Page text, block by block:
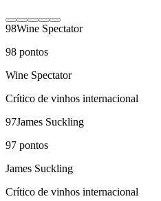
98Wine Spectator
98 pontos
Wine Spectator
Crítico de vinhos internacional
97James Suckling
97 pontos
James Suckling
Crítico de vinhos internacional